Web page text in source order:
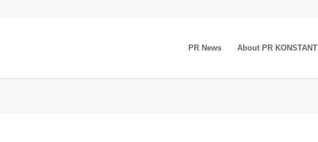
PR News About PR KONSTANT